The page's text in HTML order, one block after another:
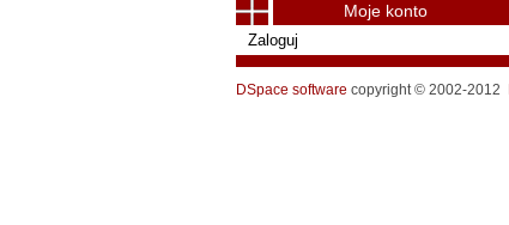
Moje konto
Zaloguj
DSpace software copyright © 2002-2012